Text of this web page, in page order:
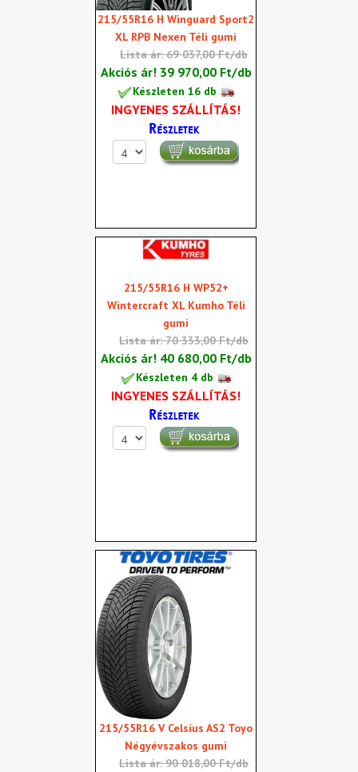
215/55R16 H Winguard Sport2
XL RPB Nexen Téli gumi
Lista ár: 69 037,00 Ft/db
Akciós ár! 39 970,00 Ft/db
Készleten 16 db
INGYENES SZÁLLÍTÁS!
215/55R16 H WP52+
Wintercraft XL Kumho Téli
gumi
Lista ár: 70 333,00 Ft/db
Akciós ár! 40 680,00 Ft/db
Készleten 4 db
INGYENES SZÁLLÍTÁS!
215/55R16 V Celsius AS2 Toyo
Négyévszakos gumi
Lista ár: 90 018,00 Ft/db